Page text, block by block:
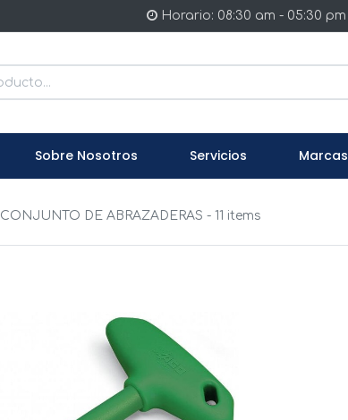
Horario: 08:30 am - 05:30 pm
Sobre Nosotros Servicios Marcas
CONJUNTO DE ABRAZADERAS - 11 items